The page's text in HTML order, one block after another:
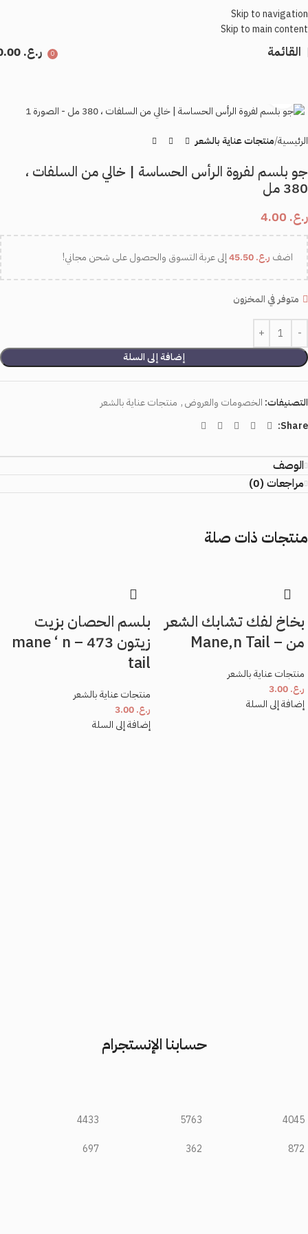
Skip to navigation
Skip to main content
القائمة 0 ر.ع.
الرئيسية منتجات عناية بالشعر
جو بلسم لفروة الرأس الحساسة | خالي من السلفات ،
380 مل
ر.ع.
اضف ر.ع. إلى عربة التسوق والحصول على شحن مجاني!
متوفر في المخزون
إضافة إلى السلة
التصنيفات: الخصومات والعروض, منتجات عناية بالشعر
Share:
الوصف
مراجعات (0)
منتجات ذات صلة
بخاخ لفك تشابك الشعر
من – Mane,n Tail
منتجات عناية بالشعر
ر.ع.
إضافة إلى السلة
بلسم الحصان بزيت
زيتون 473 – mane ‘ n
tail
منتجات عناية بالشعر
ر.ع.
إضافة إلى السلة
حسابنا الإنستجرام
4045
872
5763
362
4433
697